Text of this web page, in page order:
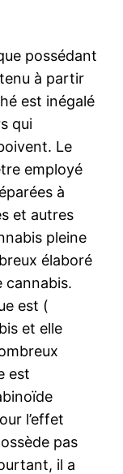
possédant
à partir
est inégalé
qui
Le
employé
à
et autres
pleine
élaboré
cannabis.
est (
et elle
est
l’effet
pas
il a